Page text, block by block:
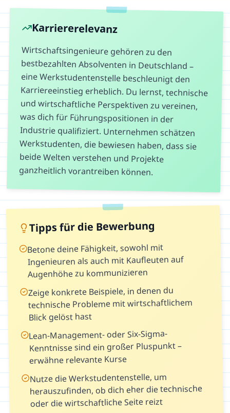
Karriererelevanz
Wirtschaftsingenieure gehören zu den
bestbezahlten Absolventen in Deutschland –
eine Werkstudentenstelle beschleunigt den
Karriereeinstieg erheblich. Du lernst, technische
und wirtschaftliche Perspektiven zu vereinen,
was dich für Führungspositionen in der
Industrie qualifiziert. Unternehmen schätzen
Werkstudenten, die bewiesen haben, dass sie
beide Welten verstehen und Projekte
ganzheitlich vorantreiben können.
Tipps für die Bewerbung
Betone deine Fähigkeit, sowohl mit
Ingenieuren als auch mit Kaufleuten auf
Augenhöhe zu kommunizieren
Zeige konkrete Beispiele, in denen du
technische Probleme mit wirtschaftlichem
Blick gelöst hast
Lean-Management- oder Six-Sigma-
Kenntnisse sind ein großer Pluspunkt –
erwähne relevante Kurse
Nutze die Werkstudentenstelle, um
herauszufinden, ob dich eher die technische
oder die wirtschaftliche Seite reizt